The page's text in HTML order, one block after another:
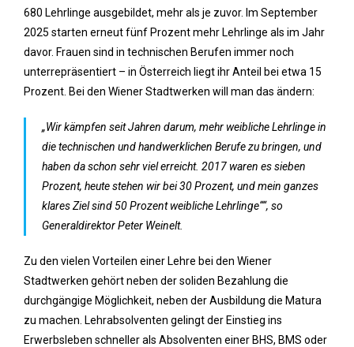
680 Lehrlinge ausgebildet, mehr als je zuvor. Im September
2025 starten erneut fünf Prozent mehr Lehrlinge als im Jahr
davor. Frauen sind in technischen Berufen immer noch
unterrepräsentiert – in Österreich liegt ihr Anteil bei etwa 15
Prozent. Bei den Wiener Stadtwerken will man das ändern:
„Wir kämpfen seit Jahren darum, mehr weibliche Lehrlinge in
die technischen und handwerklichen Berufe zu bringen, und
haben da schon sehr viel erreicht. 2017 waren es sieben
Prozent, heute stehen wir bei 30 Prozent, und mein ganzes
klares Ziel sind 50 Prozent weibliche Lehrlinge““, so
Generaldirektor Peter Weinelt.
Zu den vielen Vorteilen einer Lehre bei den Wiener
Stadtwerken gehört neben der soliden Bezahlung die
durchgängige Möglichkeit, neben der Ausbildung die Matura
zu machen. Lehrabsolventen gelingt der Einstieg ins
Erwerbsleben schneller als Absolventen einer BHS, BMS oder